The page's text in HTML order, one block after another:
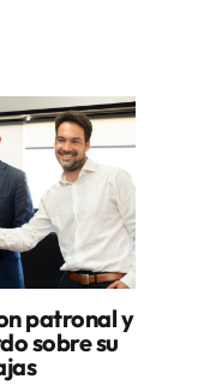
patronal y
sobre su